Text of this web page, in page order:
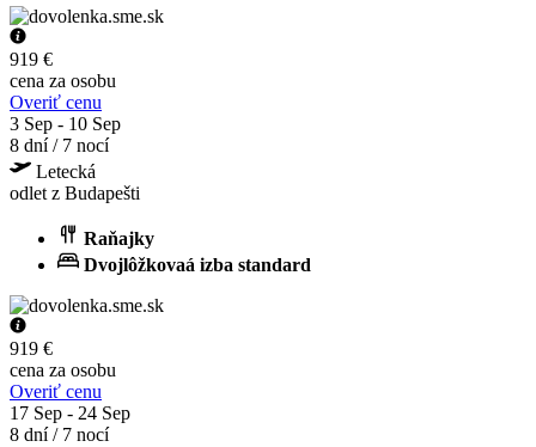
919 €
cena za osobu
Overiť cenu
3 Sep - 10 Sep
8 dní / 7 nocí
Letecká
odlet z Budapešti
Raňajky
Dvojlôžkovaá izba standard
919 €
cena za osobu
Overiť cenu
17 Sep - 24 Sep
8 dní / 7 nocí